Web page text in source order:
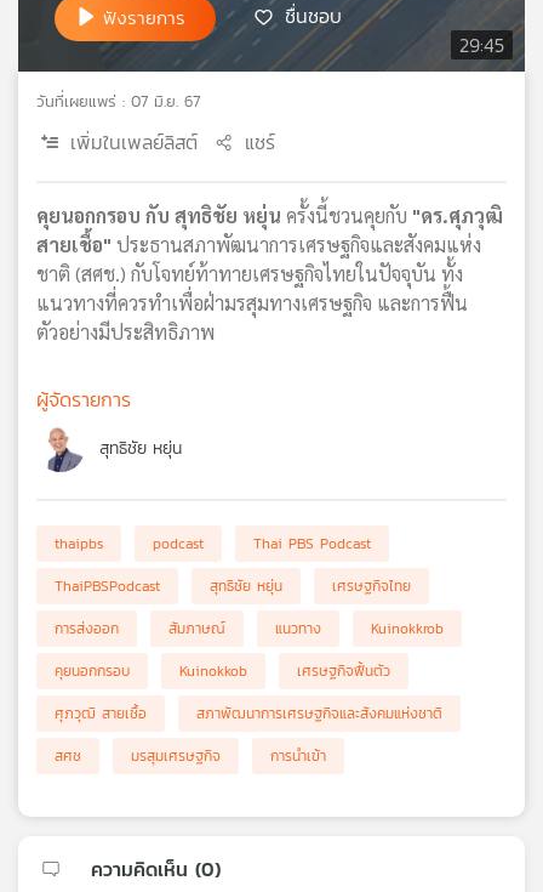
แผนที่
วิทยุ
29:45
ฟังรายการ ชื่นชอบ
วันที่เผยแพร่ : 07 มิ.ย. 67
เพิ่มในเพลย์ลิสต์ แชร์
คุยนอกกรอบ กับ สุทธิชัย หยุ่น ครั้งนี้ชวนคุยกับ "ดร.ศุภวุฒิ
สายเชื้อ" ประธานสภาพัฒนาการเศรษฐกิจและสังคมแห่ง
ชาติ (สศช.) กับโจทย์ท้าทายเศรษฐกิจไทยในปัจจุบัน ทั้ง
แนวทางที่ควรทำเพื่อฝ่ามรสุมทางเศรษฐกิจ และการฟื้น
ตัวอย่างมีประสิทธิภาพ
ผู้จัดรายการ
สุทธิชัย หยุ่น
thaipbs podcast
Thai PBS Podcast
ThaiPBSPodcast
สุทธิชัย หยุ่น
เศรษฐกิจไทย
การส่งออก
สัมภาษณ์ แนวทาง
Kuinokkrob
คุยนอกกรอบ
Kuinokkob
เศรษฐกิจฟื้นตัว
ศุภวุฒิ สายเชื้อ
สภาพัฒนาการเศรษฐกิจและสังคมแห่งชาติ
สศช
มรสุมเศรษฐกิจ การนำเข้า
ความคิดเห็น (0)